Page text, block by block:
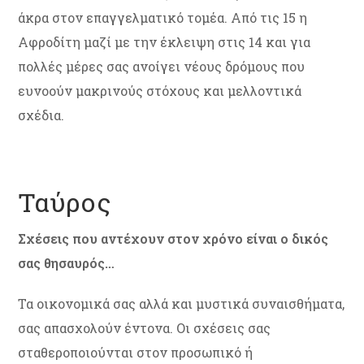
άκρα στον επαγγελματικό τομέα. Από τις 15 η
Αφροδίτη μαζί με την έκλειψη στις 14 και για
πολλές μέρες σας ανοίγει νέους δρόμους που
ευνοούν μακρινούς στόχους και μελλοντικά
σχέδια.
Ταύρος
Σχέσεις που αντέχουν στον χρόνο είναι ο δικός
σας θησαυρός…
Τα οικονομικά σας αλλά και μυστικά συναισθήματα,
σας απασχολούν έντονα. Οι σχέσεις σας
σταθεροποιούνται στον προσωπικό ή